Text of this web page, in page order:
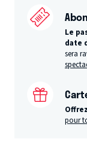
Le
date
sera
pour